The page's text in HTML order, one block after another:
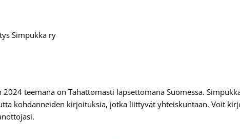
teemana on Tahattomasti lapsettomana Suomessa.
kohdanneiden kirjoituksia, jotka liittyvät yhteiskuntaan. Voit